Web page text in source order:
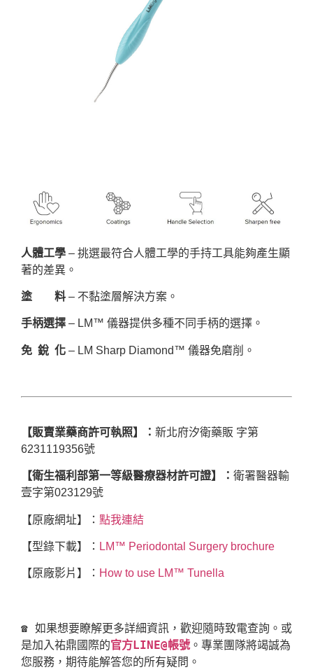
人體工學 – 挑選最符合人體工學的手持工具能夠產生顯
著的差異。
塗 料 – 不黏塗層解決方案。
手柄選擇 – LM™ 儀器提供多種不同手柄的選擇。
免 銳 化 – LM Sharp Diamond™ 儀器免磨削。
【販賣業藥商許可執照】： 新北府汐衛藥販 字第
6231119356號
【衛生福利部第一等級醫療器材許可證】： 衛署醫器輸
壹字第023129號
【原廠網址】： 點我連結
【型錄下載】： LM™ Periodontal Surgery brochure
【原廠影片】： How to use LM™ Tunella
☎ 如果想要瞭解更多詳細資訊，歡迎隨時致電查詢。或
是加入祐鼎國際的官方LINE@帳號 。專業團隊將竭誠為